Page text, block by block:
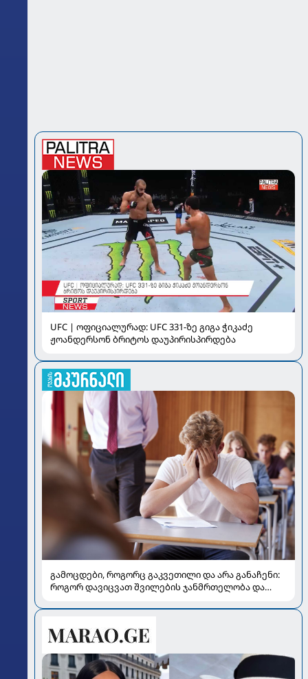
UFC | ოფიციალურად: UFC 331-ზე გიგა ჭიკაძე
ჟოანდერსონ ბრიტოს დაუპირისპირდება
გამოცდები, როგორც გაკვეთილი და არა განაჩენი:
როგორ დავიცვათ შვილების ჯანმრთელობა და